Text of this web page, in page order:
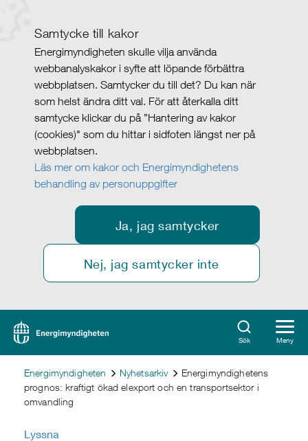
Samtycke till kakor
Energimyndigheten skulle vilja använda
webbanalyskakor i syfte att löpande förbättra
webbplatsen. Samtycker du till det? Du kan när
som helst ändra ditt val. För att återkalla ditt
samtycke klickar du på ”Hantering av kakor
(cookies)" som du hittar i sidfoten längst ner på
webbplatsen.
Läs mer om kakor och Energimyndighetens
behandling av personuppgifter
Ja, jag samtycker
Nej, jag samtycker inte
Sök Meny
Energimyndigheten Nyhetsarkiv
Energimyndighetens
prognos: kraftigt ökad elexport och en transportsektor i
omvandling
Lyssna